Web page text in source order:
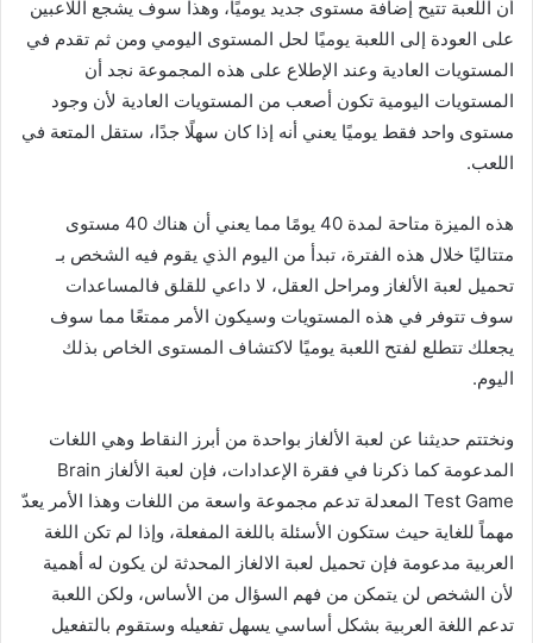
أن اللعبة تتيح إضافة مستوى جديد يوميًا، وهذا سوف يشجع اللاعبين
على العودة إلى اللعبة يوميًا لحل المستوى اليومي ومن ثم تقدم في
المستويات العادية وعند الإطلاع على هذه المجموعة نجد أن
المستويات اليومية تكون أصعب من المستويات العادية لأن وجود
مستوى واحد فقط يوميًا يعني أنه إذا كان سهلًا جدًا، ستقل المتعة في
اللعب.
هذه الميزة متاحة لمدة 40 يومًا مما يعني أن هناك 40 مستوى
متتاليًا خلال هذه الفترة، تبدأ من اليوم الذي يقوم فيه الشخص بـ
تحميل لعبة الألغاز ومراحل العقل، لا داعي للقلق فالمساعدات
سوف تتوفر في هذه المستويات وسيكون الأمر ممتعًا مما سوف
يجعلك تتطلع لفتح اللعبة يوميًا لاكتشاف المستوى الخاص بذلك
اليوم.
ونختتم حديثنا عن لعبة الألغاز بواحدة من أبرز النقاط وهي اللغات
المدعومة كما ذكرنا في فقرة الإعدادات، فإن لعبة الألغاز Brain
Test Game المعدلة تدعم مجموعة واسعة من اللغات وهذا الأمر يعدّ
مهماً للغاية حيث ستكون الأسئلة باللغة المفعلة، وإذا لم تكن اللغة
العربية مدعومة فإن تحميل لعبة الالغاز المحدثة لن يكون له أهمية
لأن الشخص لن يتمكن من فهم السؤال من الأساس، ولكن اللعبة
تدعم اللغة العربية بشكل أساسي يسهل تفعيله وستقوم بالتفعيل